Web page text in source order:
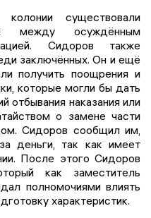
существовали
между осуждённым
Сидоров также
заключённых. Он и ещё
получить поощрения и
которые могли бы дать
отбывания наказания или
о замене части
Сидоров сообщил им,
деньги, так как имеет
После этого Сидоров
как заместитель
полномочиями влиять
характеристик.